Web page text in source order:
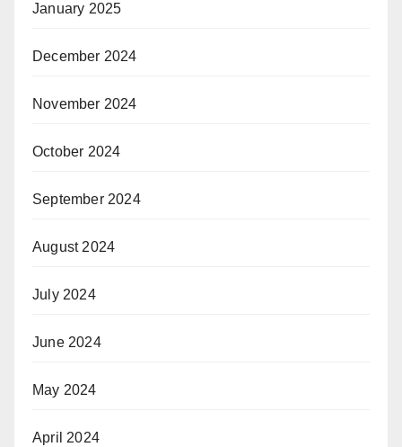
January 2025
December 2024
November 2024
October 2024
September 2024
August 2024
July 2024
June 2024
May 2024
April 2024